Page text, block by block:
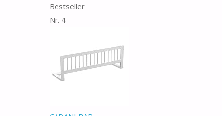
Bestseller
Nr. 4